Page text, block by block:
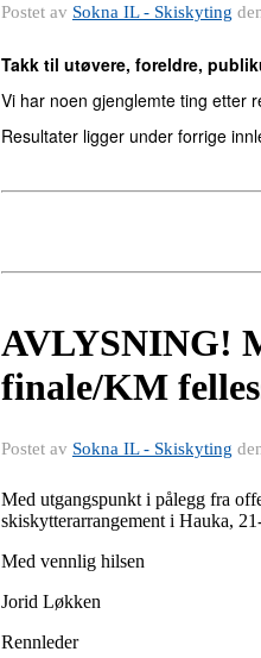
Postet av Sokna IL - Skiskyting
Takk til utøvere, foreldre,
Vi har noen gjenglemte ting etter
Resultater ligger under forrige
AVLYSNING!
finale/KM
Postet av Sokna IL - Skiskyting
Med utgangspunkt i pålegg fra
skiskytterarrangement i Hauka,
Med vennlig hilsen
Jorid Løkken
Rennleder